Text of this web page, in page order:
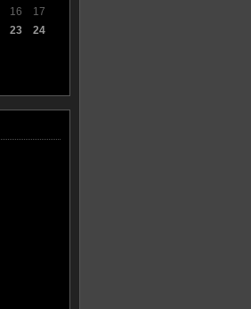
16
17
23
24